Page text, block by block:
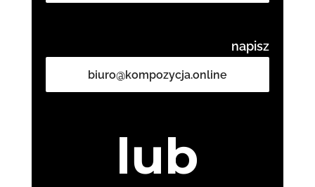
napisz
biuro@kompozycja.online
lub